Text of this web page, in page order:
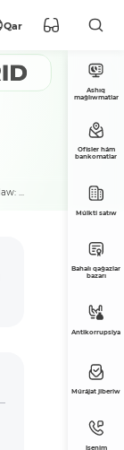
Qar
...
Ashıq
maǵlıwmatlar
Ofisler hám
bankomatlar
Múlkti satıw
Bahalı qaǵazlar
bazarı
Antikorrupsiya
Múrájat jiberiw
Isenim